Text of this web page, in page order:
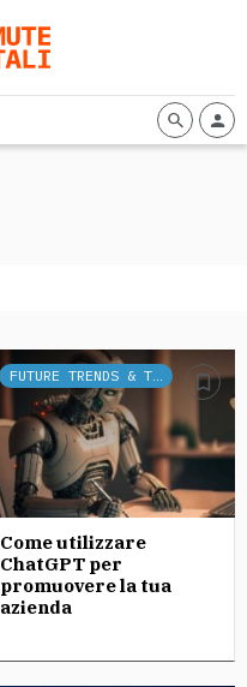
FUTURE TRENDS & TECH
Come utilizzare
ChatGPT per
promuovere la tua
azienda